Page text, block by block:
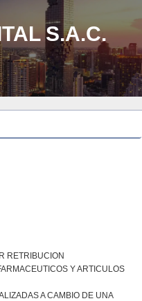
S.A.C.
RETRIBUCION
Y ARTICULOS
A CAMBIO DE UNA